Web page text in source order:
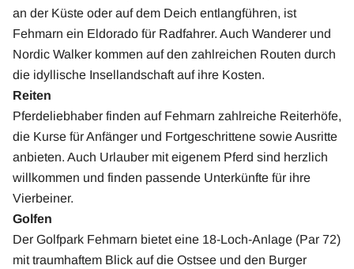
an der Küste oder auf dem Deich entlangführen, ist
Fehmarn ein Eldorado für Radfahrer. Auch Wanderer und
Nordic Walker kommen auf den zahlreichen Routen durch
die idyllische Insellandschaft auf ihre Kosten.
Reiten
Pferdeliebhaber finden auf Fehmarn zahlreiche Reiterhöfe,
die Kurse für Anfänger und Fortgeschrittene sowie Ausritte
anbieten. Auch Urlauber mit eigenem Pferd sind herzlich
willkommen und finden passende Unterkünfte für ihre
Vierbeiner.
Golfen
Der Golfpark Fehmarn bietet eine 18-Loch-Anlage (Par 72)
mit traumhaftem Blick auf die Ostsee und den Burger